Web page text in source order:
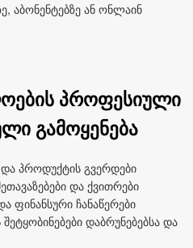
აბონენტებზე ან ონლაინ
პროფესიული
გამოყენება
პროდუქტის გვერდები
და ქვითრები
ფინანსური ჩანაწერები
დაბრუნებებსა და